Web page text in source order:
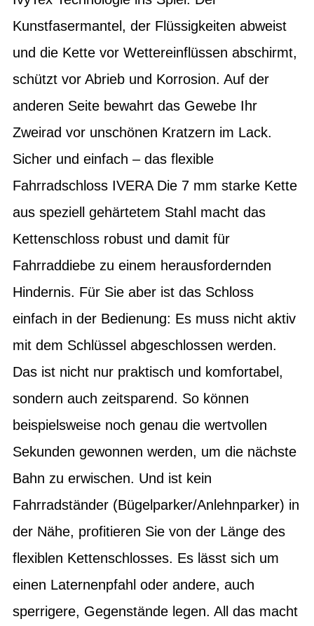
Kunstfasermantel, der Flüssigkeiten abweist
und die Kette vor Wettereinflüssen abschirmt,
schützt vor Abrieb und Korrosion. Auf der
anderen Seite bewahrt das Gewebe Ihr
Zweirad vor unschönen Kratzern im Lack.
Sicher und einfach – das flexible
Fahrradschloss IVERA Die 7 mm starke Kette
aus speziell gehärtetem Stahl macht das
Kettenschloss robust und damit für
Fahrraddiebe zu einem herausfordernden
Hindernis. Für Sie aber ist das Schloss
einfach in der Bedienung: Es muss nicht aktiv
mit dem Schlüssel abgeschlossen werden.
Das ist nicht nur praktisch und komfortabel,
sondern auch zeitsparend. So können
beispielsweise noch genau die wertvollen
Sekunden gewonnen werden, um die nächste
Bahn zu erwischen. Und ist kein
Fahrradständer (Bügelparker/Anlehnparker) in
der Nähe, profitieren Sie von der Länge des
flexiblen Kettenschlosses. Es lässt sich um
einen Laternenpfahl oder andere, auch
sperrigere, Gegenstände legen. All das macht